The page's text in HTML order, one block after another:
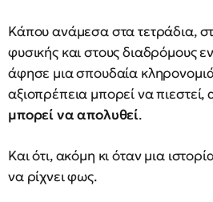
Κάπου ανάμεσα στα τετράδια,
φυσικής και στους διαδρόμους
άφησε μια σπουδαία
αξιοπρέπεια μπορεί να
μπορεί να απολυθεί.
Και ότι, ακόμη κι όταν μια
να ρίχνει φως.